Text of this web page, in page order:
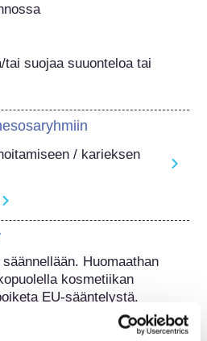
suojaa suuonteloa tai
/ karieksen
Huomaathan
kosmetiikan
EU-sääntelystä.